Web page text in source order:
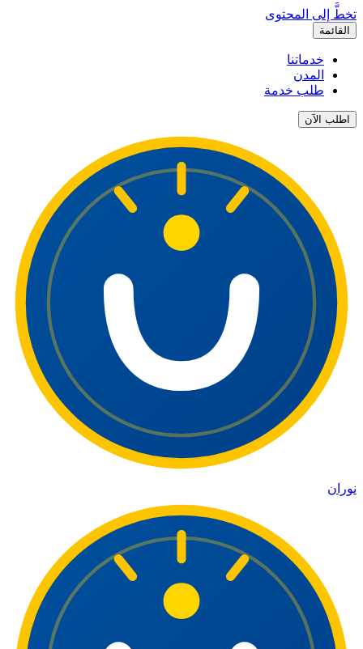
تخطَّ إلى المحتوى
القائمة
خدماتنا
المدن
طلب خدمة
اطلب الآن
نوران